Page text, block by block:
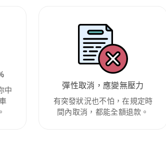
中
彈性取消，應變無壓力
有突發狀況也不怕，在規定時
間內取消，都能全額退款。